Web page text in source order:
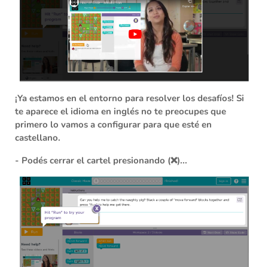
¡Ya estamos en el entorno para resolver los desafíos! Si
te aparece el idioma en inglés no te preocupes que
primero lo vamos a configurar para que esté en
castellano.
- Podés cerrar el cartel presionando (❌)...